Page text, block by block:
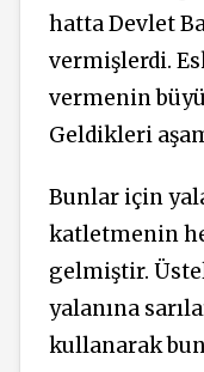
hatta Devlet
vermişlerdi.
vermenin
Geldikleri
Bunlar için
katletmenin
gelmiştir.
yalanına
kullanarak